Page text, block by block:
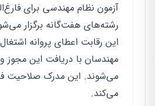
آزمون نظام مهندسی برای
رشته‌های هفت‌گانه برگزار
این رقابت اعطای پروانه
مهندسان با دریافت این مجوز
می‌شوند. این مدرک صلاحیت
می‌کند.